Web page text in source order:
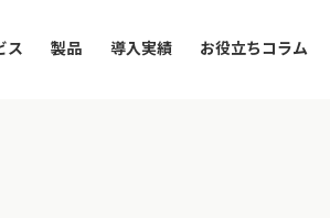
ス 製品 導入実績 お役立ちコラム